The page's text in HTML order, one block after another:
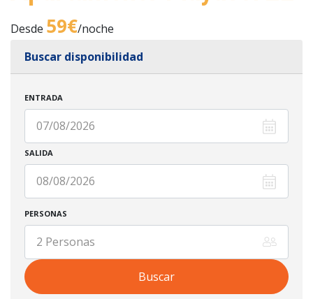
Desde 59€/noche
Buscar disponibilidad
ENTRADA
SALIDA
PERSONAS